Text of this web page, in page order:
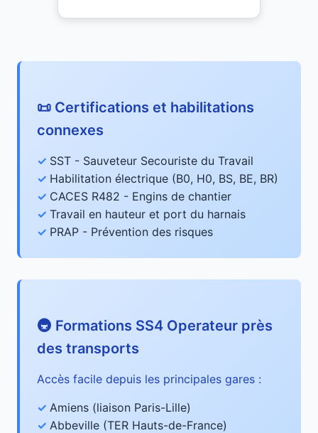
📜 Certifications et habilitations
connexes
SST - Sauveteur Secouriste du Travail
Habilitation électrique (B0, H0, BS, BE, BR)
CACES R482 - Engins de chantier
Travail en hauteur et port du harnais
PRAP - Prévention des risques
🚇 Formations SS4 Operateur près
des transports
Accès facile depuis les principales gares :
Amiens (liaison Paris-Lille)
Abbeville (TER Hauts-de-France)